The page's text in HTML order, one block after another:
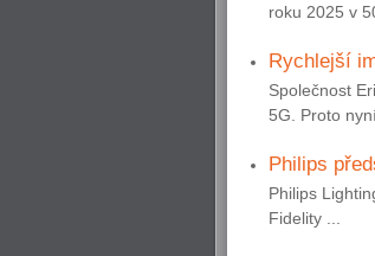
roku 2025 v
Rychlejší
Společnost
5G. Proto
Philips
Philips
Fidelity ...